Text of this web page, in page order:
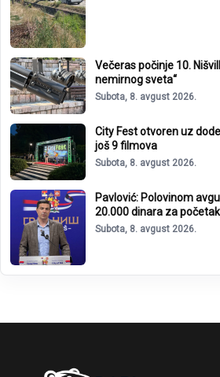
Večeras počinje 10.
nemirnog sveta“
Subota, 8. avgust 2026.
City Fest otvoren uz
još 9 filmova
Subota, 8. avgust 2026.
Pavlović: Polovinom
20.000 dinara za
Subota, 8. avgust 2026.